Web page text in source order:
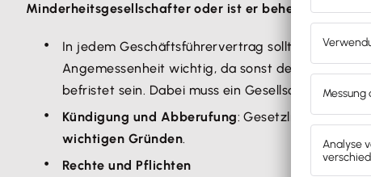
Minderheitsgesellschafter oder ist er beherrschender
In jedem Geschäftsführervertrag sollten
Angemessenheit wichtig, da sonst der Verdacht
befristet sein. Dabei muss ein Gesellschafter bzw.
Kündigung und Abberufung: Gesetzlich
wichtigen Gründen.
Rechte und Pflichten